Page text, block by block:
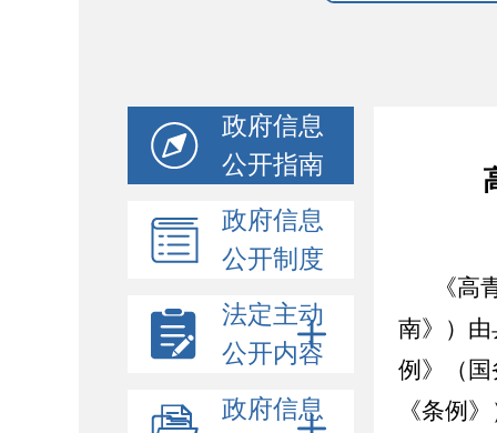
政府信息
公开指南
政府信息
公开制度
法定主动
公开内容
政府信息
《
南》）
例》（
《条例